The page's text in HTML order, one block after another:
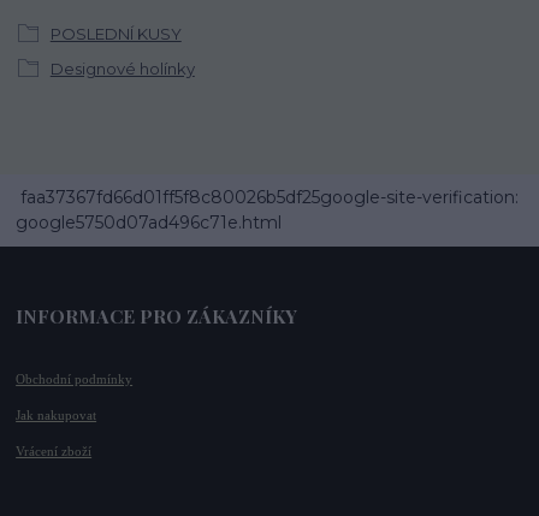
POSLEDNÍ KUSY
Designové holínky
faa37367fd66d01ff5f8c80026b5df25google-site-verification:
google5750d07ad496c71e.html
INFORMACE PRO ZÁKAZNÍKY
Obchodní podmínky
Jak nakupovat
Vrácení zboží